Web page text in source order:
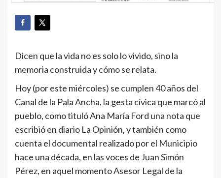
Dicen que la vida no es solo lo vivido, sino la
memoria construida y cómo se relata.
Hoy (por este miércoles) se cumplen 40 años del
Canal de la Pala Ancha, la gesta cívica que marcó al
pueblo, como tituló Ana María Ford una nota que
escribió en diario La Opinión, y también como
cuenta el documental realizado por el Municipio
hace una década, en las voces de Juan Simón
Pérez, en aquel momento Asesor Legal de la